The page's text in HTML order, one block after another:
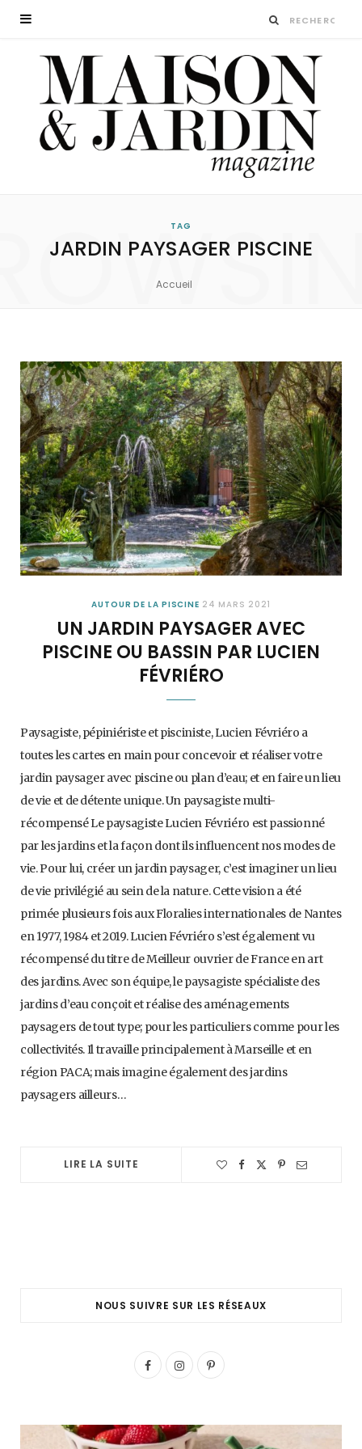
TAG
JARDIN PAYSAGER PISCINE
Accueil
AUTOUR DE LA PISCINE 24 MARS 2021
UN JARDIN PAYSAGER AVEC
PISCINE OU BASSIN PAR LUCIEN
FÉVRIÉRO
Paysagiste, pépiniériste et pisciniste, Lucien Févriéro a
toutes les cartes en main pour concevoir et réaliser votre
jardin paysager avec piscine ou plan d’eau; et en faire un lieu
de vie et de détente unique. Un paysagiste multi-
récompensé Le paysagiste Lucien Févriéro est passionné
par les jardins et la façon dont ils influencent nos modes de
vie. Pour lui, créer un jardin paysager, c’est imaginer un lieu
de vie privilégié au sein de la nature. Cette vision a été
primée plusieurs fois aux Floralies internationales de Nantes
en 1977, 1984 et 2019. Lucien Févriéro s’est également vu
récompensé du titre de Meilleur ouvrier de France en art
des jardins. Avec son équipe, le paysagiste spécialiste des
jardins d’eau conçoit et réalise des aménagements
paysagers de tout type; pour les particuliers comme pour les
collectivités. Il travaille principalement à Marseille et en
région PACA; mais imagine également des jardins
paysagers ailleurs…
LIRE LA SUITE
NOUS SUIVRE SUR LES RÉSEAUX
F
I
P